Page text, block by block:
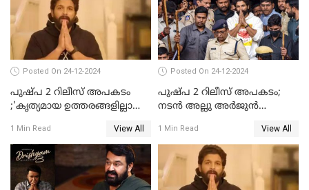
മുഖ്യമന്ത്രിക്ക് പരാതി നൽകി
കെപിസിസി അംഗം
Posted On 24-12-2024
പുഷ്‌പ 2 റിലീസ് അപകടം
;'കൃത്യമായ ഉത്തരങ്ങളില്ലാതെ
1 Min Read View All
Posted On 24-12-2024
പുഷ്പ 2 റിലീസ് അപകടം;
നടന്‍ അല്ലു അര്‍ജുൻ
മുന്നിൽ ഹാജരായി
1 Min Read View All